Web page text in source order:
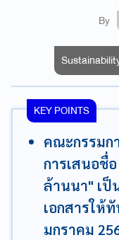
By
KEY POINTS
คณะกรรมก
การเสนอชื่
ล้านนา" เป็
เอกสารให้
มกราคม